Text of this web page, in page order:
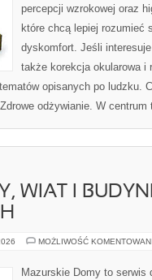
percepcji wzrokowej oraz
które chcą lepiej rozumieć
dyskomfort. Jeśli
także korekcja okularowa i
opisanych po ludzku.
odżywianie. W
WIAT I
MOŻLIWOŚĆ
Mazurskie Domy to serwis